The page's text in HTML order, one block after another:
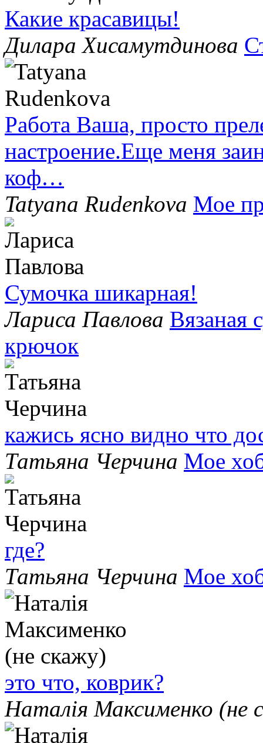
Какие красавицы!
Дилара Хисамутдинова
Работа Ваша, просто
настроение.Еще меня
коф…
Tatyana Rudenkova Мое
Сумочка шикарная!
Лариса Павлова Вязаная
крючок
кажись ясно видно что
Татьяна Черчина Мое
где?
Татьяна Черчина Мое
это что, коврик?
Наталія Максименко (не